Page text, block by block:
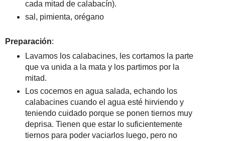
cada mitad de calabacín).
sal, pimienta, orégano
Preparación:
Lavamos los calabacines, les cortamos la parte
que va unida a la mata y los partimos por la
mitad.
Los cocemos en agua salada, echando los
calabacines cuando el agua esté hirviendo y
teniendo cuidado porque se ponen tiernos muy
deprisa. Tienen que estar lo suficientemente
tiernos para poder vaciarlos luego, pero no